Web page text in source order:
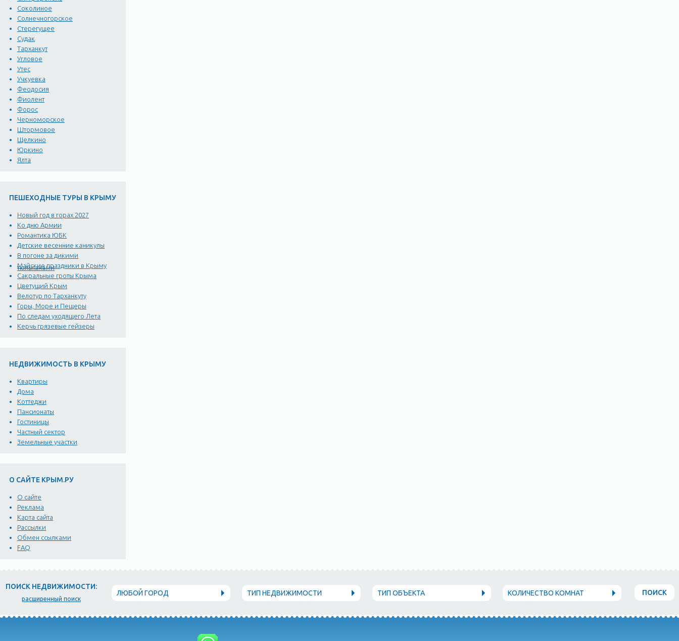
Соколиное
Солнечногорское
Стерегущее
Судак
Тарханкут
Угловое
Утес
Учкуевка
Феодосия
Фиолент
Форос
Черноморское
Штормовое
Щелкино
Юркино
Ялта
ПЕШЕХОДНЫЕ ТУРЫ В КРЫМУ
Новый год в горах 2027
Ко дню Армии
Романтика ЮБК
Детские весенние каникулы
В погоне за дикими
тюльпанами
Майские праздники в Крыму
Сакральные гроты Крыма
Цветущий Крым
Велотур по Тарханкуту
Горы, Море и Пещеры
По следам уходящего Лета
Керчь грязевые гейзеры
НЕДВИЖИМОСТЬ В КРЫМУ
Квартиры
Дома
Коттеджи
Пансионаты
Гостиницы
Частный сектор
Земельные участки
О САЙТЕ КРЫМ.РУ
О сайте
Реклама
Карта сайта
Рассылки
Обмен ссылками
FAQ
ПОИСК НЕДВИЖИМОСТИ:
расширенный поиск
ЛЮБОЙ ГОРОД ТИП НЕДВИЖИМОСТИ ТИП ОБЪЕКТА КОЛИЧЕСТВО КОМНАТ ПОИСК